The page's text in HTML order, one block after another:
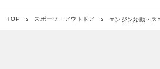
TOP スポーツ・アウトドア エンジン始動・